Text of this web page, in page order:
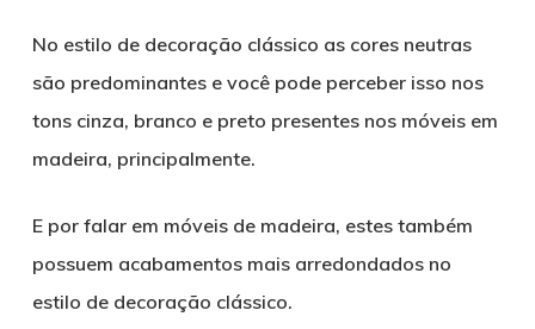
No estilo de decoração clássico as cores neutras
são predominantes e você pode perceber isso nos
tons cinza, branco e preto presentes nos móveis em
madeira, principalmente.
E por falar em móveis de madeira, estes também
possuem acabamentos mais arredondados no
estilo de decoração clássico.